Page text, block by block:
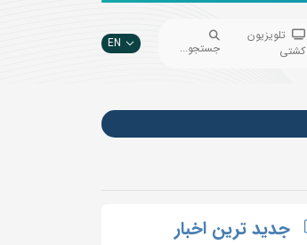
تلویزیون
کشتی
جستجو... EN
جدید ترین اخبار